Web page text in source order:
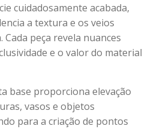
cuidadosamente acabada,
a textura e os veios
peça revela nuances
e o valor do material
base proporciona elevação
vasos e objetos
para a criação de pontos